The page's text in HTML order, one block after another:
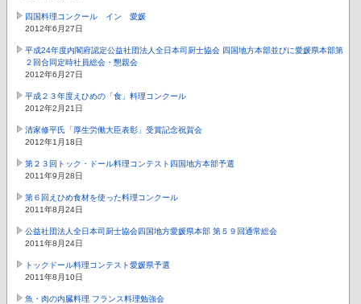
四国料理コンクール イン 愛媛
2012年6月27日
平成24年度内閣府認定公益社団法人全日本司厨士協会 四国地方本部並びに愛媛県本部第
２回合同定時社員総会・懇親会
2012年6月27日
平成２３年度えひめの「食」料理コンクール
2012年2月21日
清家修平氏「厚生労働大臣表彰」受賞記念祝賀会
2012年1月18日
第２３回トック・ドール料理コンテスト四国地方本部予選
2011年9月28日
第６回えひめ食材を使った料理コンクール
2011年8月24日
公益社団法人全日本司厨士協会四国地方愛媛県本部 第５９回通常総会
2011年8月24日
トックドール料理コンテスト愛媛県予選
2011年8月10日
魚・肉の内臓料理 フランス料理勉強会